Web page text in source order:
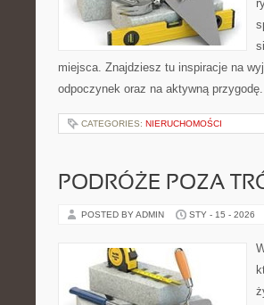
miejsca. Znajdziesz tu inspiracje na
odpoczynek oraz na aktywną
CATEGORIES: NIERUCHOMOŚCI
PODRÓŻE POZA
POSTED BY ADMIN STY - 15 - 2026